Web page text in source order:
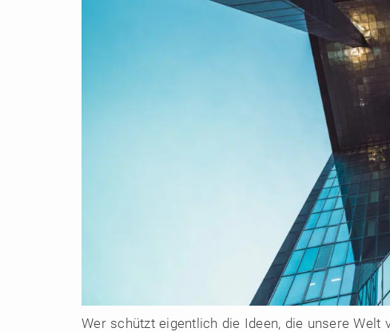
Wer schützt eigentlich die Ideen, die unsere